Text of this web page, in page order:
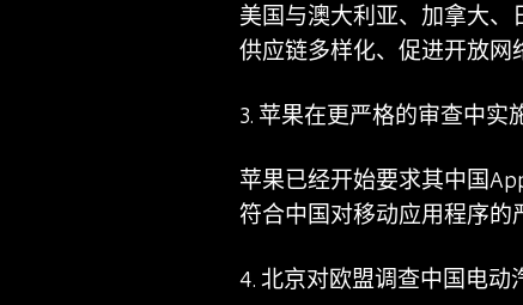
美国与澳大利亚、加拿大、
供应链多样化、促进开放网
3. 苹果在更严格的审查中实
苹果已经开始要求其中国
符合中国对移动应用程序的
4. 北京对欧盟调查中国电动